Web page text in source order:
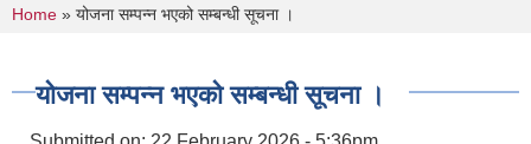
You are here
Home » योजना सम्पन्न भएको सम्बन्धी सूचना ।
योजना सम्पन्न भएको सम्बन्धी सूचना ।